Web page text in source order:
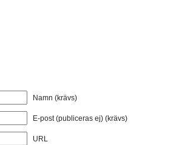
Namn (krävs)
E-post (publiceras ej) (krävs)
URL